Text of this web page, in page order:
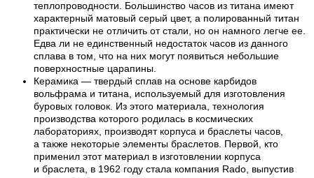
теплопроводности. Большинство часов из титана имеют
характерный матовый серый цвет, а полированный титан
практически не отличить от стали, но он намного легче ее.
Едва ли не единственный недостаток часов из данного
сплава в том, что на них могут появиться небольшие
поверхностные царапины.
Керамика — твердый сплав на основе карбидов
вольфрама и титана, используемый для изготовления
буровых головок. Из этого материала, технология
производства которого родилась в космических
лабораториях, производят корпуса и браслеты часов,
а также некоторые элементы браслетов. Первой, кто
применил этот материал в изготовлении корпуса
и браслета, в 1962 году стала компания Rado, выпустив